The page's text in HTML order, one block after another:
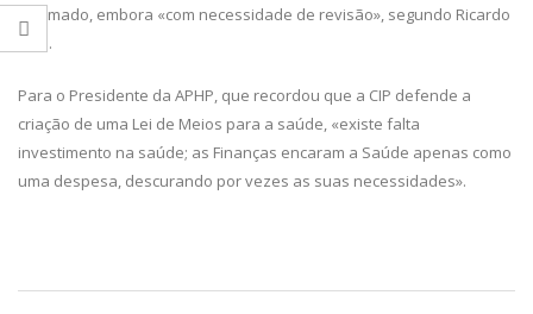
retomado, embora «com necessidade de revisão», segundo Ricardo
Reis.
Para o Presidente da APHP, que recordou que a CIP defende a
criação de uma Lei de Meios para a saúde, «existe falta
investimento na saúde; as Finanças encaram a Saúde apenas como
uma despesa, descurando por vezes as suas necessidades».